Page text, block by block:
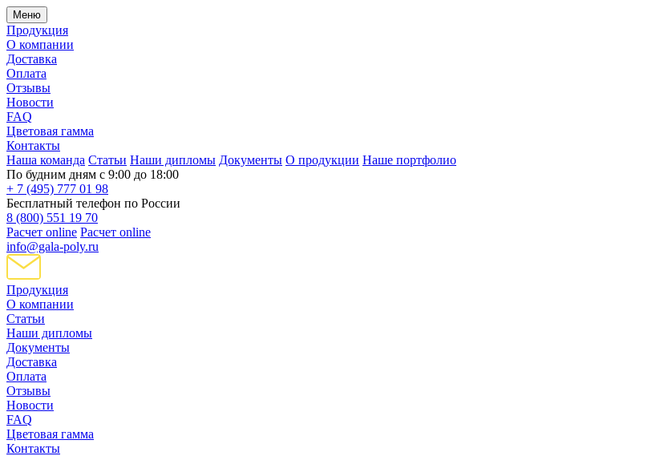
Меню
Продукция
О компании
Доставка
Оплата
Отзывы
Новости
FAQ
Цветовая гамма
Контакты
Наша команда Статьи Наши дипломы Документы О продукции Наше портфолио
По будним дням с 9:00 до 18:00
+ 7 (495) 777 01 98
Бесплатный телефон по России
8 (800) 551 19 70
Расчет online Расчет online
info@gala-poly.ru
Продукция
О компании
Статьи
Наши дипломы
Документы
Доставка
Оплата
Отзывы
Новости
FAQ
Цветовая гамма
Контакты